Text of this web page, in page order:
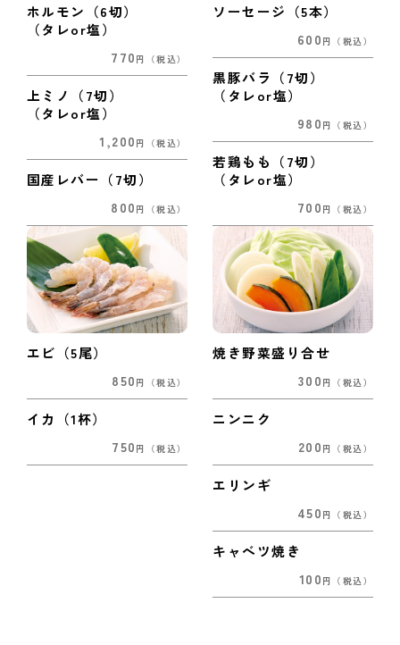
ホルモン（6切）
（タレor塩）
770 円 （税込）
上ミノ（7切）
（タレor塩）
1,200 円 （税込）
国産レバー（7切）
800 円 （税込）
ソーセージ（5本）
600 円 （税込）
黒豚バラ（7切）
（タレor塩）
980 円 （税込）
若鶏もも（7切）
（タレor塩）
700 円 （税込）
エビ（5尾）
850 円 （税込）
イカ（1杯）
750 円 （税込）
焼き野菜盛り合せ
300 円 （税込）
ニンニク
200 円 （税込）
エリンギ
450 円 （税込）
キャベツ焼き
100 円 （税込）